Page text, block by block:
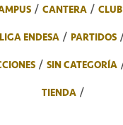
CANTERA CLUB
LIGA ENDESA PARTIDOS
SIN CATEGORÍA
TIENDA